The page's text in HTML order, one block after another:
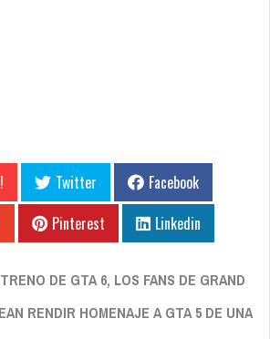
Twitter
Facebook
Pinterest Linkedin
DE GTA 6, LOS FANS DE GRAND
RENDIR HOMENAJE A GTA 5 DE UNA